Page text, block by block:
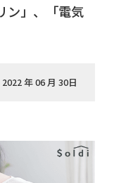
ン」、「電気
2022 年 06 月 30日